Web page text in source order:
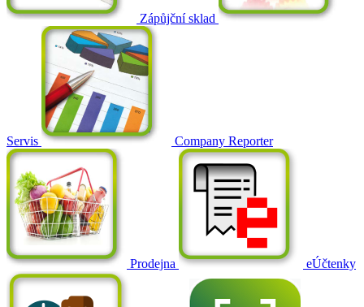
Zápůjční sklad
Servis Company Reporter
Prodejna eÚčtenky